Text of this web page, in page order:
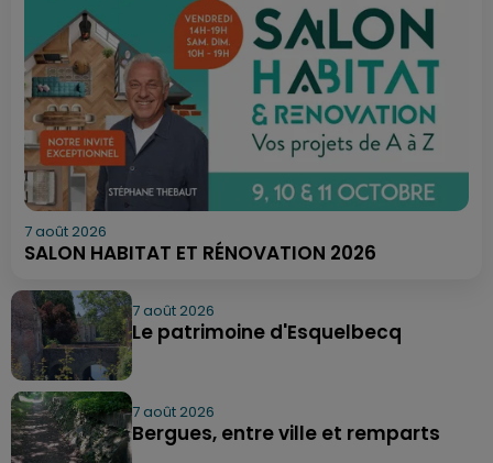
7 août 2026
SALON HABITAT ET RÉNOVATION 2026
7 août 2026
Le patrimoine d'Esquelbecq
7 août 2026
Bergues, entre ville et remparts